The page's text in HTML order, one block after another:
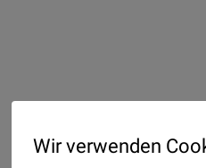
Wir verwenden